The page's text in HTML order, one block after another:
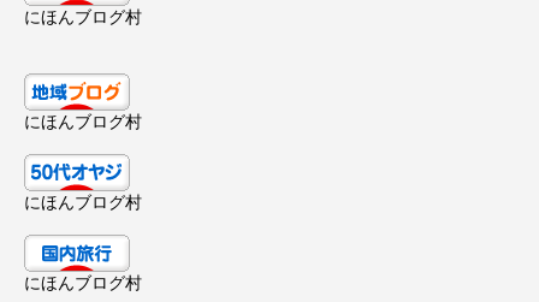
にほんブログ村
にほんブログ村
にほんブログ村
にほんブログ村